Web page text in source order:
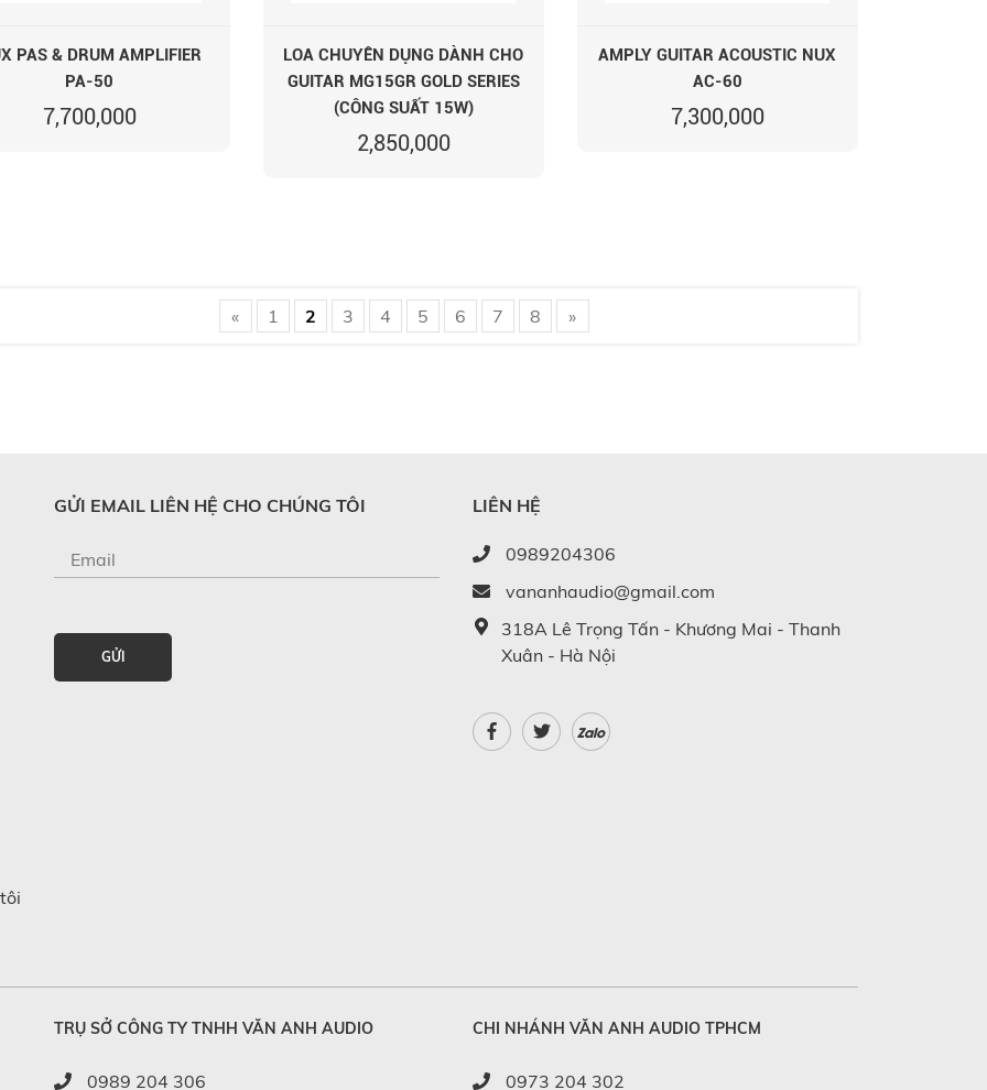
PAS & DRUM AMPLIFIER
PA-50
7,700,000
LOA CHUYÊN DỤNG DÀNH CHO
GUITAR MG15GR GOLD SERIES
(CÔNG SUẤT 15W)
2,850,000
AMPLY GUITAR ACOUSTIC NUX
AC-60
7,300,000
« 1 2 3 4 5 6 7 8 »
GỬI EMAIL LIÊN HỆ CHO CHÚNG TÔI
GỬI
LIÊN HỆ
0989204306
vananhaudio@gmail.com
318A Lê Trọng Tấn - Khương Mai - Thanh
Xuân - Hà Nội
Zalo
TRỤ SỞ CÔNG TY TNHH VĂN ANH AUDIO
0989 204 306
CHI NHÁNH VĂN ANH AUDIO TPHCM
0973 204 302